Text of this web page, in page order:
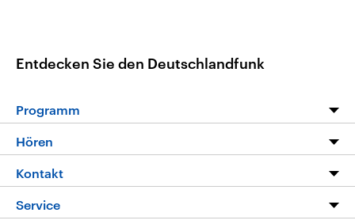
Entdecken Sie den Deutschlandfunk
Programm
Die Nachrichten
Nachrichtenleicht
Hören
Livestream
Podcasts
Kontakt
Service